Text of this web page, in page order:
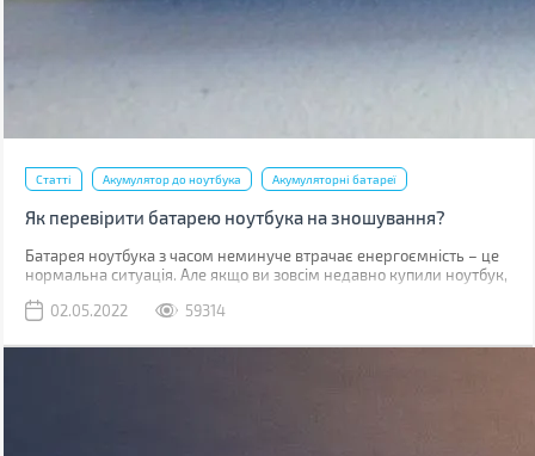
Статті Акумулятор до ноутбука Акумуляторні батареї
Як перевірити батарею ноутбука на зношування?
​​​​​Батарея ноутбука з часом неминуче втрачає енергоємність – це
нормальна ситуація. Але якщо ви зовсім недавно купили ноутбук,
гарантійний термін батареї (зазвичай від 1 до 3 років залежно від
зносилася (більше 20%), то виробник здійснює безкоштовну
02.05.2022 59314